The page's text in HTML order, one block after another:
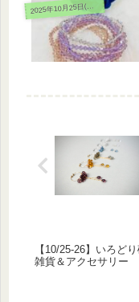
2025年10月25日(土)26日(日)
【10/25-26】いろど
雑貨＆アクセサリー